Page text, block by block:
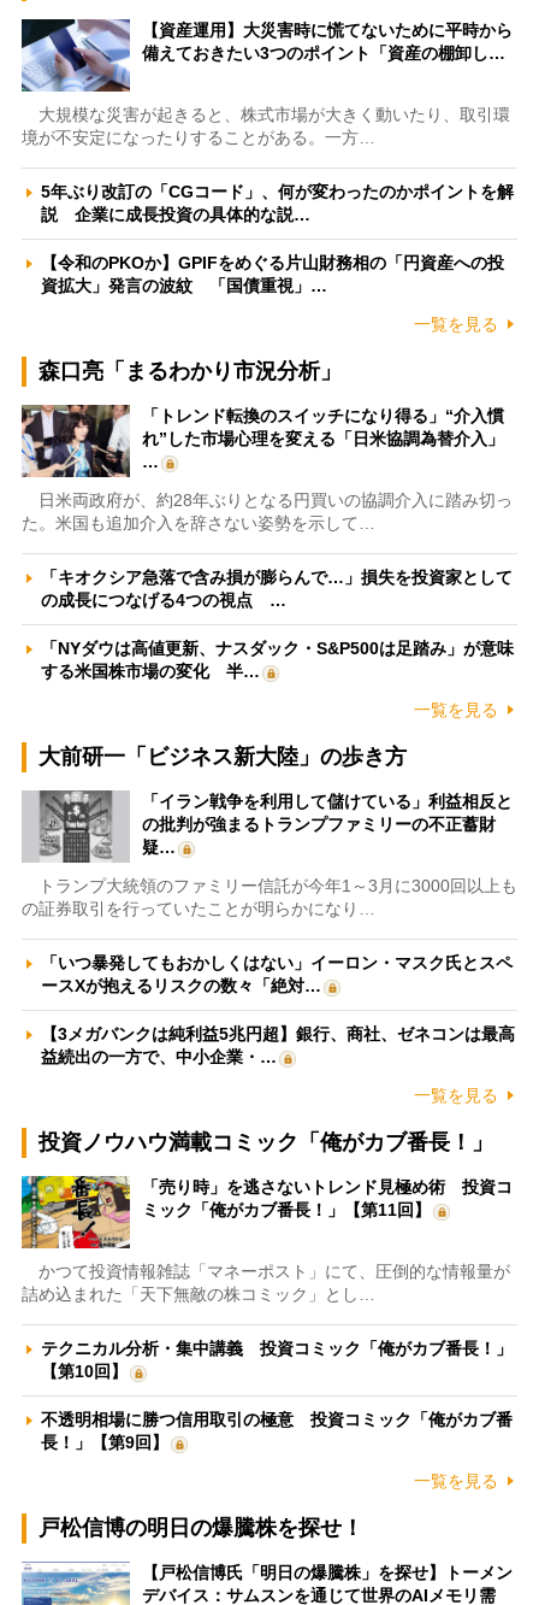
【資産運用】大災害時に慌てないために平時から
備えておきたい3つのポイント「資産の棚卸し…
大規模な災害が起きると、株式市場が大きく動いたり、取引環
境が不安定になったりすることがある。一方…
5年ぶり改訂の「CGコード」、何が変わったのかポイントを解
説 企業に成長投資の具体的な説…
【令和のPKOか】GPIFをめぐる片山財務相の「円資産への投
資拡大」発言の波紋 「国債重視」…
一覧を見る
森口亮「まるわかり市況分析」
「トレンド転換のスイッチになり得る」“介入慣
れ”した市場心理を変える「日米協調為替介入」
…
日米両政府が、約28年ぶりとなる円買いの協調介入に踏み切っ
た。米国も追加介入を辞さない姿勢を示して…
「キオクシア急落で含み損が膨らんで…」損失を投資家として
の成長につなげる4つの視点 …
「NYダウは高値更新、ナスダック・S&P500は足踏み」が意味
する米国株市場の変化 半…
一覧を見る
大前研一「ビジネス新大陸」の歩き方
「イラン戦争を利用して儲けている」利益相反と
の批判が強まるトランプファミリーの不正蓄財
疑…
トランプ大統領のファミリー信託が今年1～3月に3000回以上も
の証券取引を行っていたことが明らかになり…
「いつ暴発してもおかしくはない」イーロン・マスク氏とスペ
ースXが抱えるリスクの数々「絶対…
【3メガバンクは純利益5兆円超】銀行、商社、ゼネコンは最高
益続出の一方で、中小企業・…
一覧を見る
投資ノウハウ満載コミック「俺がカブ番長！」
「売り時」を逃さないトレンド見極め術 投資コ
ミック「俺がカブ番長！」【第11回】
かつて投資情報雑誌「マネーポスト」にて、圧倒的な情報量が
詰め込まれた「天下無敵の株コミック」とし…
テクニカル分析・集中講義 投資コミック「俺がカブ番長！」
【第10回】
不透明相場に勝つ信用取引の極意 投資コミック「俺がカブ番
長！」【第9回】
一覧を見る
戸松信博の明日の爆騰株を探せ！
【戸松信博氏「明日の爆騰株」を探せ】トーメン
デバイス：サムスンを通じて世界のAIメモリ需